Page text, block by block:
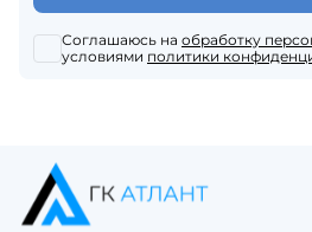
Соглашаюсь на обработку
условиями политики